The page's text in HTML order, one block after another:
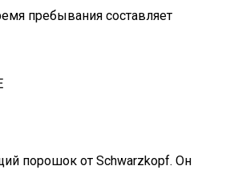
пребывания составляет
порошок от Schwarzkopf. Он